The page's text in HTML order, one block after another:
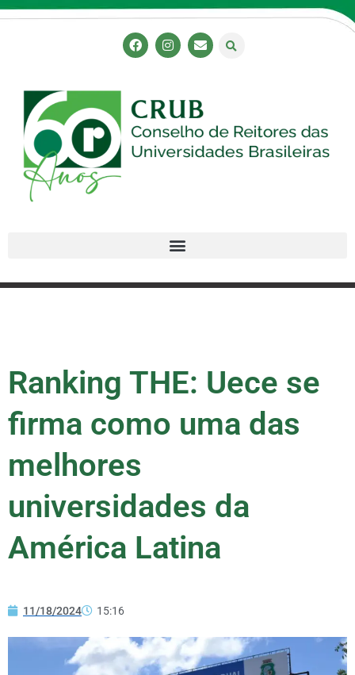
Ranking THE: Uece se
firma como uma das
melhores
universidades da
América Latina
11/18/2024 15:16